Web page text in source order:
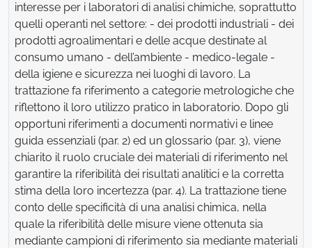
interesse per i laboratori di analisi chimiche, soprattutto
quelli operanti nel settore: - dei prodotti industriali - dei
prodotti agroalimentari e delle acque destinate al
consumo umano - dell’ambiente - medico-legale -
della igiene e sicurezza nei luoghi di lavoro. La
trattazione fa riferimento a categorie metrologiche che
riflettono il loro utilizzo pratico in laboratorio. Dopo gli
opportuni riferimenti a documenti normativi e linee
guida essenziali (par. 2) ed un glossario (par. 3), viene
chiarito il ruolo cruciale dei materiali di riferimento nel
garantire la riferibilità dei risultati analitici e la corretta
stima della loro incertezza (par. 4). La trattazione tiene
conto delle specificità di una analisi chimica, nella
quale la riferibilità delle misure viene ottenuta sia
mediante campioni di riferimento sia mediante materiali